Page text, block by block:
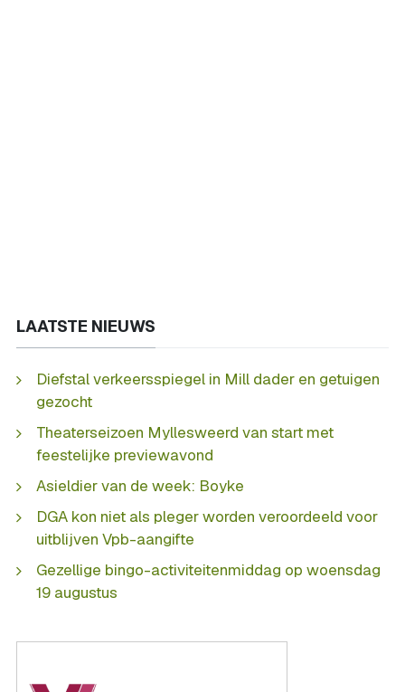
LAATSTE NIEUWS
Diefstal verkeersspiegel in Mill dader en getuigen
gezocht
Theaterseizoen Myllesweerd van start met
feestelijke previewavond
Asieldier van de week: Boyke
DGA kon niet als pleger worden veroordeeld voor
uitblijven Vpb-aangifte
Gezellige bingo-activiteitenmiddag op woensdag
19 augustus